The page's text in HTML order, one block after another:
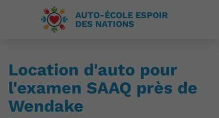
AUTO-ÉCOLE ESPOIR
DES NATIONS
Location d'auto pour
l'examen SAAQ près de
Wendake